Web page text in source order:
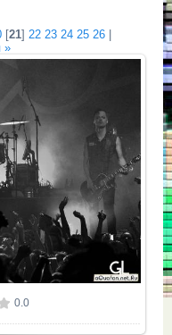
[21] 22 23 24 25 26|
»
0.0